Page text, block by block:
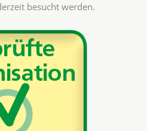
besucht werden.